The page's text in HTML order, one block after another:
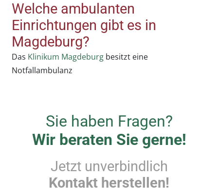
Welche ambulanten
Einrichtungen gibt es in
Magdeburg?
Das Klinikum Magdeburg besitzt eine
Notfallambulanz
Sie haben Fragen?
Wir beraten Sie gerne!
Jetzt unverbindlich
Kontakt herstellen!